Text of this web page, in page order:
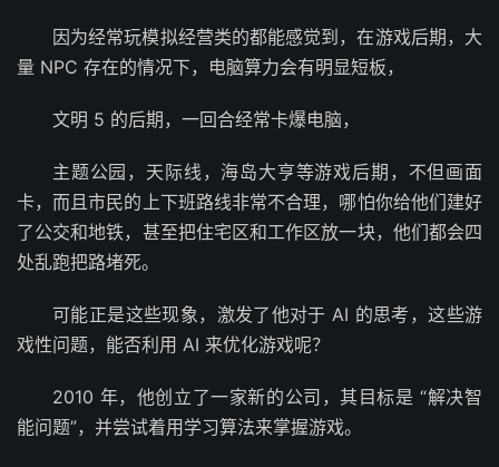
因为经常玩模拟经营类的都能感觉到，在游戏后期，大
量 NPC 存在的情况下，电脑算力会有明显短板，
文明 5 的后期，一回合经常卡爆电脑，
主题公园，天际线，海岛大亨等游戏后期，不但画面
卡，而且市民的上下班路线非常不合理，哪怕你给他们建好
了公交和地铁，甚至把住宅区和工作区放一块，他们都会四
处乱跑把路堵死。
可能正是这些现象，激发了他对于 AI 的思考，这些游
戏性问题，能否利用 AI 来优化游戏呢？
2010 年，他创立了一家新的公司，其目标是 “解决智
能问题”，并尝试着用学习算法来掌握游戏。